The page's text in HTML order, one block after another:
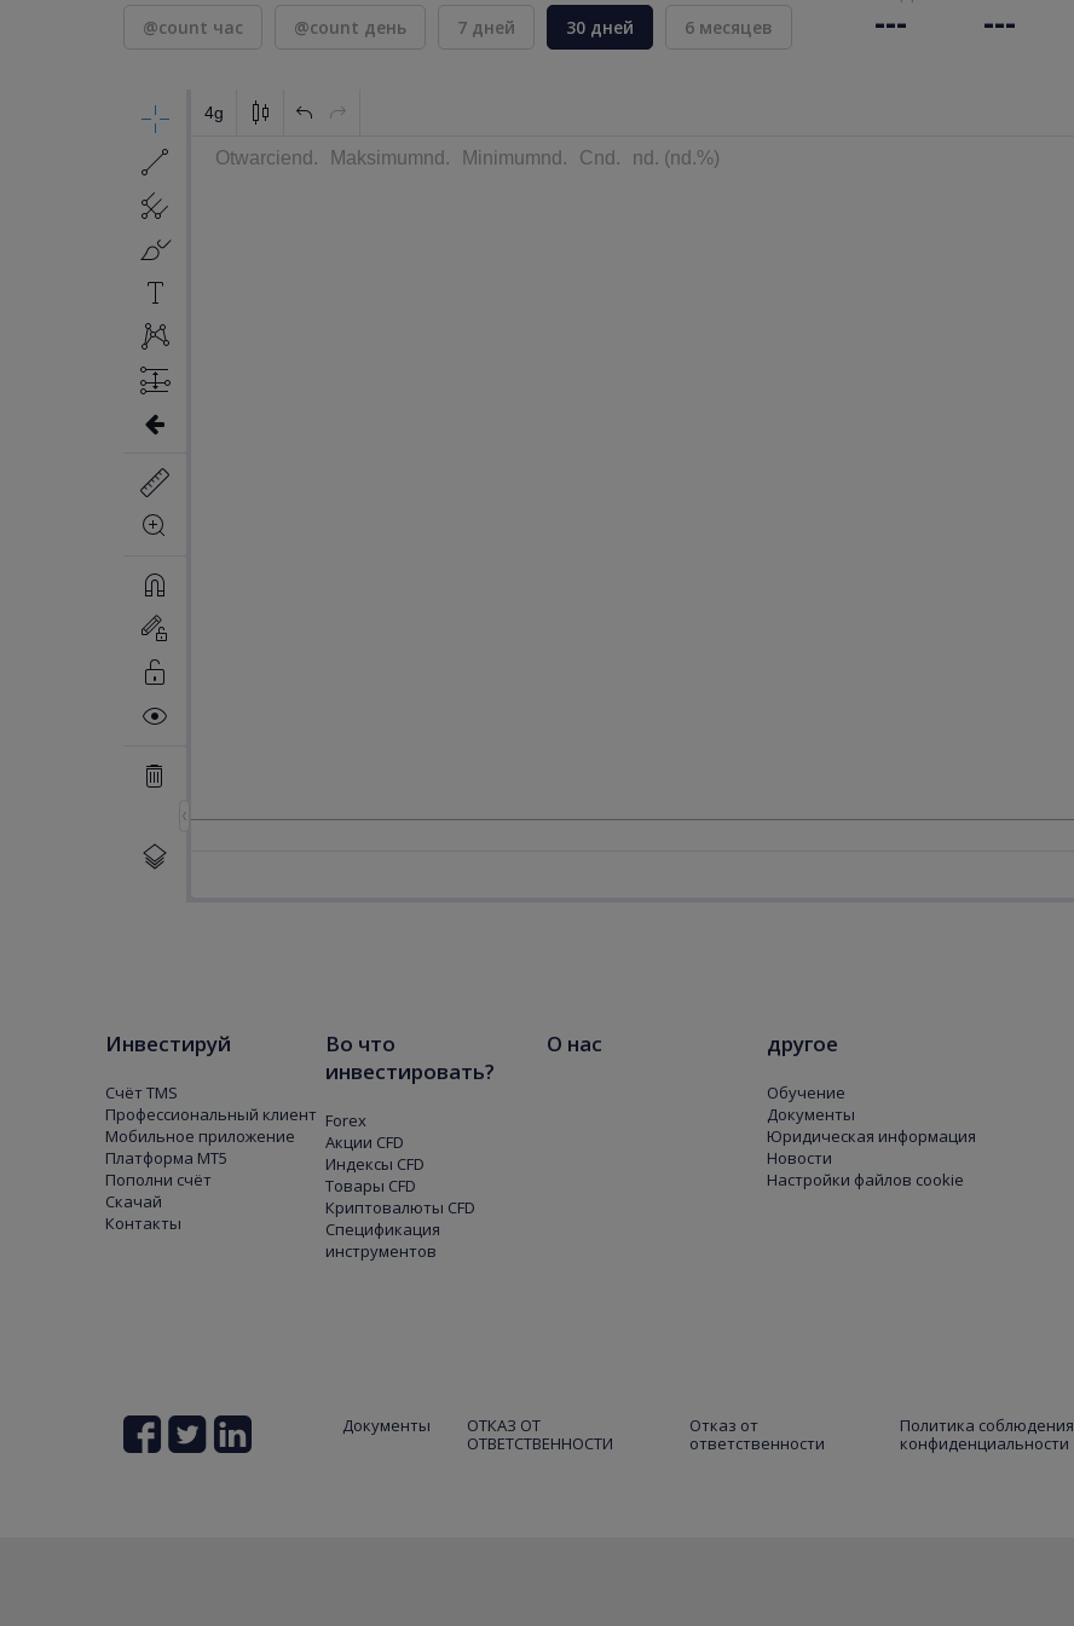
@count час @count день 7 дней 30 дней 6 месяцев --- ---
Инвестируй
Счёт TMS
Профессиональный клиент
Мобильное приложение
Платформа МТ5
Пополни счёт
Скачай
Контакты
Во что
инвестировать?
Forex
Акции CFD
Индексы CFD
Товары CFD
Криптовалюты CFD
Спецификация
инструментов
О нас другое
Обучение
Документы
Юридическая информация
Новости
Настройки файлов cookie
Документы
ОТКАЗ ОТ
ОТВЕТСТВЕННОСТИ
Отказ от
ответственности
Политика соблюдения
конфиденциальности